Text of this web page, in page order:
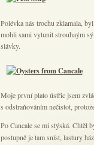
Polévka nás trochu zklamala,
mohli sami vytunit strouhaým
slávky.
Moje první plato ústřic jsem
s odstraňováním nečistot,
Po Cancale se mi stýská. Chtěl
postupně je tam sníst, lastury